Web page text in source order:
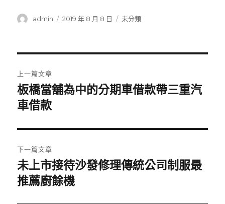
作
admin
發
2019 年 8 月 8 日
分
未分類
章
導
覽
上一篇文章
上
一
文
章:
板橋當舖為中的分期車借款帶三重汽
車借款
下一篇文章
下
一
未上市接待沙發修理傳統公司制服最
推薦廚餘機